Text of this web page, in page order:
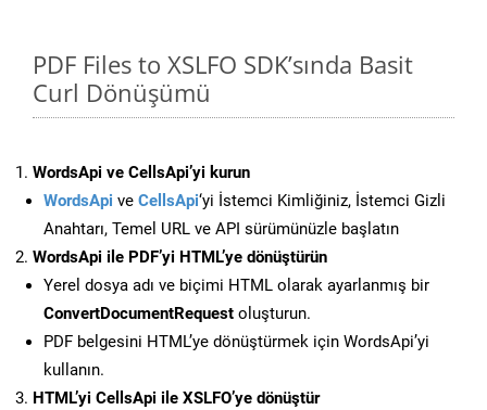
PDF Files to XSLFO SDK’sında Basit
Curl Dönüşümü
WordsApi ve CellsApi’yi kurun
WordsApi ve CellsApi‘yi İstemci Kimliğiniz, İstemci Gizli
Anahtarı, Temel URL ve API sürümünüzle başlatın
WordsApi ile PDF’yi HTML’ye dönüştürün
Yerel dosya adı ve biçimi HTML olarak ayarlanmış bir
ConvertDocumentRequest oluşturun.
PDF belgesini HTML’ye dönüştürmek için WordsApi’yi
kullanın.
HTML’yi CellsApi ile XSLFO’ye dönüştür